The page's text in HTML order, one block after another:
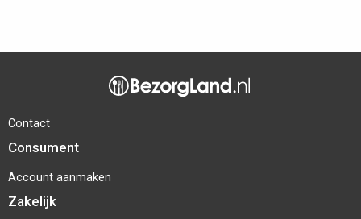
Contact
Consument
Account aanmaken
Zakelijk